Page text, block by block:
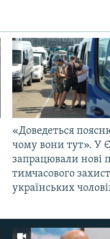
«Доведеться
чому вони тут». У
запрацювали нові
тимчасового
українських